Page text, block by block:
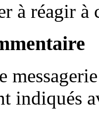
à réagir à
indiqués